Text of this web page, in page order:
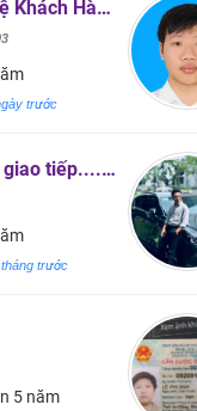
Hàng
trước
tiếp....vv
trước
5 năm